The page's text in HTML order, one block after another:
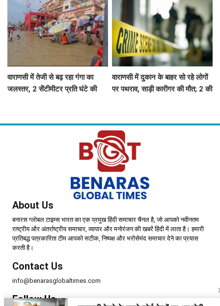
वाराणसी में तेजी से बढ़ रहा गंगा का
जलस्तर, 2 सेंटीमीटर प्रति घंटे की
वाराणसी में दुकान के बाहर सो रहे लोगों
पर पथराव, साड़ी कारीगर की मौत; 2 की
About Us
बनारस ग्लोबल टाइम्स भारत का एक प्रमुख हिंदी समाचार चैनल है, जो आपको नवीनतम
राष्ट्रीय और अंतर्राष्ट्रीय समाचार, व्यापार और मनोरंजन की खबरें हिंदी में लाता है। हमारी
प्रतिबद्ध पत्रकारिता टीम आपको सटीक, निष्पक्ष और भरोसेमंद समाचार देने का प्रयास
करती है।
Contact Us
info@benarasglobaltimes.com
Follow Us